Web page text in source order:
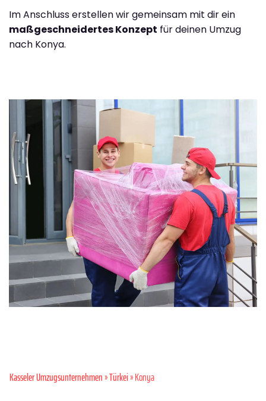
Im Anschluss erstellen wir gemeinsam mit dir ein
maßgeschneidertes Konzept für deinen Umzug
nach Konya.
Kasseler Umzugsunternehmen»Türkei» Konya